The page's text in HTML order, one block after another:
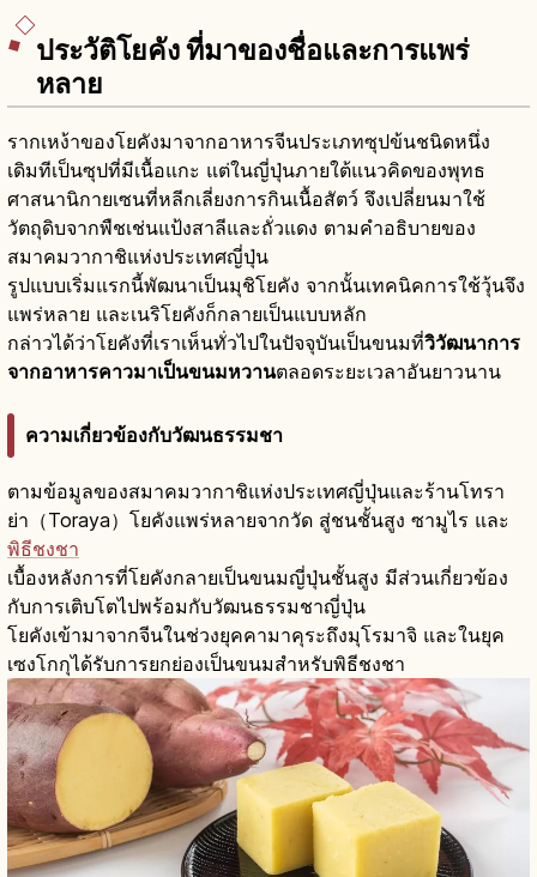
ประวัติโยคัง ที่มาของชื่อและการแพร่
หลาย
รากเหง้าของโยคังมาจากอาหารจีนประเภทซุปข้นชนิดหนึ่ง
เดิมทีเป็นซุปที่มีเนื้อแกะ แต่ในญี่ปุ่นภายใต้แนวคิดของพุทธ
ศาสนานิกายเซนที่หลีกเลี่ยงการกินเนื้อสัตว์ จึงเปลี่ยนมาใช้
วัตถุดิบจากพืชเช่นแป้งสาลีและถั่วแดง ตามคำอธิบายของ
สมาคมวากาชิแห่งประเทศญี่ปุ่น
รูปแบบเริ่มแรกนี้พัฒนาเป็นมุชิโยคัง จากนั้นเทคนิคการใช้วุ้นจึง
แพร่หลาย และเนริโยคังก็กลายเป็นแบบหลัก
กล่าวได้ว่าโยคังที่เราเห็นทั่วไปในปัจจุบันเป็นขนมที่วิวัฒนาการ
จากอาหารคาวมาเป็นขนมหวานตลอดระยะเวลาอันยาวนาน
ความเกี่ยวข้องกับวัฒนธรรมชา
ตามข้อมูลของสมาคมวากาชิแห่งประเทศญี่ปุ่นและร้านโทรา
ย่า（Toraya）โยคังแพร่หลายจากวัด สู่ชนชั้นสูง ซามูไร และ
พิธีชงชา
เบื้องหลังการที่โยคังกลายเป็นขนมญี่ปุ่นชั้นสูง มีส่วนเกี่ยวข้อง
กับการเติบโตไปพร้อมกับวัฒนธรรมชาญี่ปุ่น
โยคังเข้ามาจากจีนในช่วงยุคคามาคุระถึงมุโรมาจิ และในยุค
เซงโกกุได้รับการยกย่องเป็นขนมสำหรับพิธีชงชา